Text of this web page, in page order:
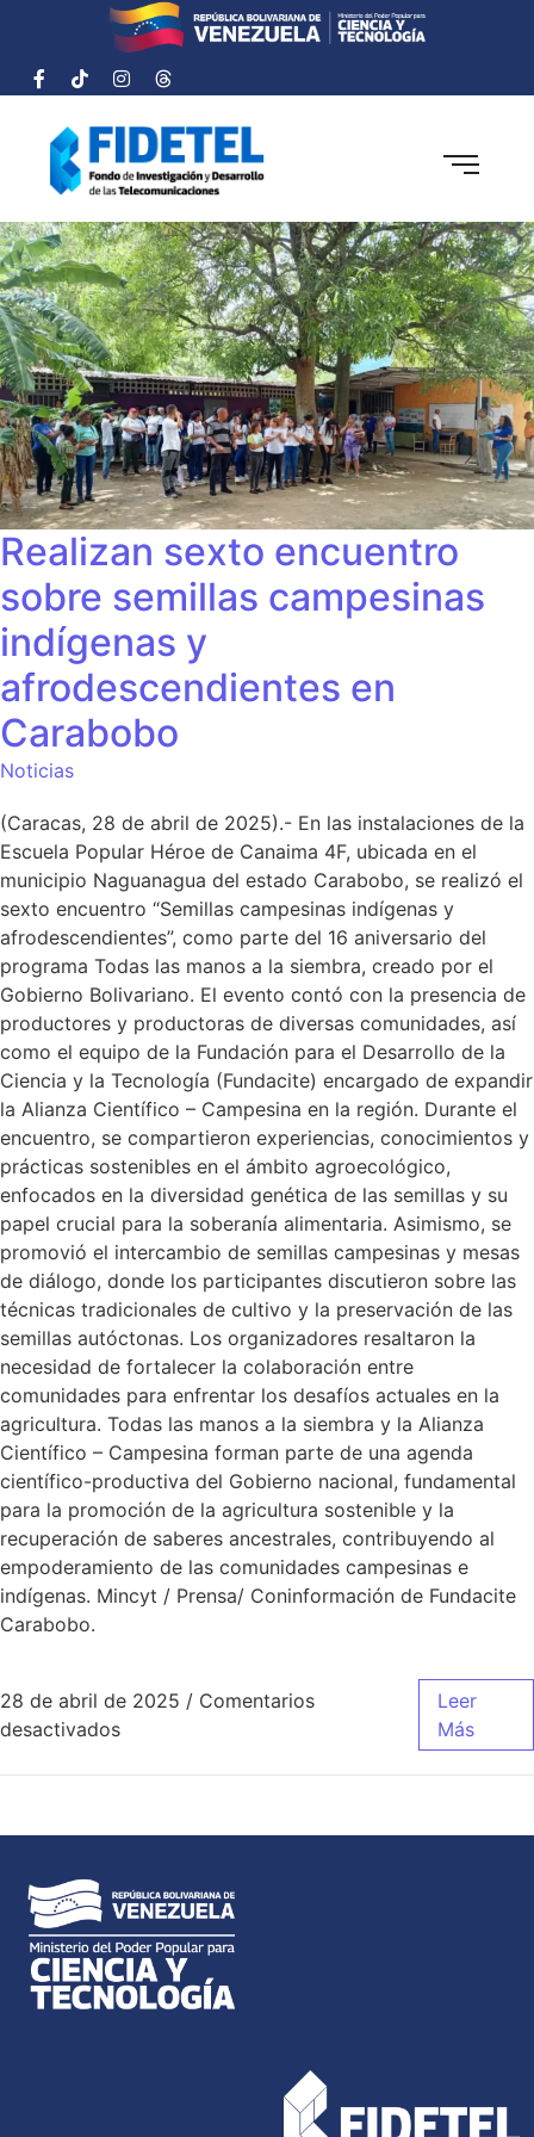
Realizan sexto encuentro
sobre semillas campesinas
indígenas y
afrodescendientes en
Carabobo
Noticias
(Caracas, 28 de abril de 2025).- En las instalaciones de la
Escuela Popular Héroe de Canaima 4F, ubicada en el
municipio Naguanagua del estado Carabobo, se realizó el
sexto encuentro “Semillas campesinas indígenas y
afrodescendientes”, como parte del 16 aniversario del
programa Todas las manos a la siembra, creado por el
Gobierno Bolivariano. El evento contó con la presencia de
productores y productoras de diversas comunidades, así
como el equipo de la Fundación para el Desarrollo de la
Ciencia y la Tecnología (Fundacite) encargado de expandir
la Alianza Científico – Campesina en la región. Durante el
encuentro, se compartieron experiencias, conocimientos y
prácticas sostenibles en el ámbito agroecológico,
enfocados en la diversidad genética de las semillas y su
papel crucial para la soberanía alimentaria. Asimismo, se
promovió el intercambio de semillas campesinas y mesas
de diálogo, donde los participantes discutieron sobre las
técnicas tradicionales de cultivo y la preservación de las
semillas autóctonas. Los organizadores resaltaron la
necesidad de fortalecer la colaboración entre
comunidades para enfrentar los desafíos actuales en la
agricultura. Todas las manos a la siembra y la Alianza
Científico – Campesina forman parte de una agenda
científico-productiva del Gobierno nacional, fundamental
para la promoción de la agricultura sostenible y la
recuperación de saberes ancestrales, contribuyendo al
empoderamiento de las comunidades campesinas e
indígenas. Mincyt / Prensa/ Coninformación de Fundacite
Carabobo.
28 de abril de 2025 / Comentarios
desactivados
Leer
Más